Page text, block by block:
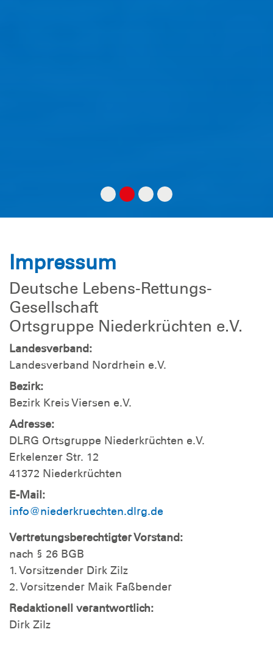
Impressum
Deutsche Lebens-Rettungs-
Gesellschaft
Ortsgruppe Niederkrüchten e.V.
Landesverband:
Landesverband Nordrhein e.V.
Bezirk:
Bezirk Kreis Viersen e.V.
Adresse:
DLRG Ortsgruppe Niederkrüchten e.V.
Erkelenzer Str. 12
41372 Niederkrüchten
E-Mail:
info@niederkruechten.dlrg.de
Vertretungsberechtigter Vorstand:
nach § 26 BGB
1. Vorsitzender Dirk Zilz
2. Vorsitzender Maik Faßbender
Redaktionell verantwortlich:
Dirk Zilz